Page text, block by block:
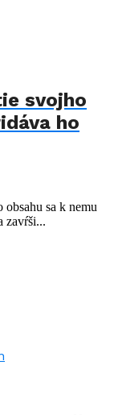
svojho
ho
obsahu sa k nemu
zavŕši...